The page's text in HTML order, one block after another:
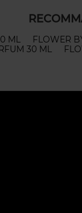
ML FLOWER
30 ML